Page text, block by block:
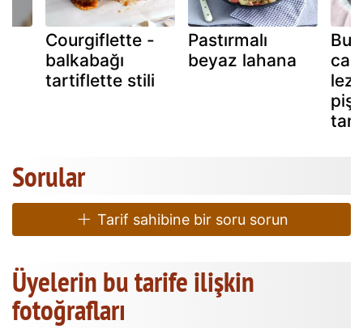
Courgiflette -
balkabağı
tartiflette stili
Pastırmalı
beyaz lahana
Sorular
Tarif sahibine bir soru sorun
Üyelerin bu tarife ilişkin
fotoğrafları